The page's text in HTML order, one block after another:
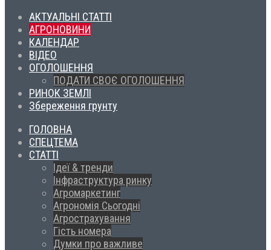
АКТУАЛЬНІ СТАТТІ
АГРОНОВИНИ
КАЛЕНДАР
ВІДЕО
ОГОЛОШЕННЯ
ПОДАТИ СВОЄ ОГОЛОШЕННЯ
РИНОК ЗЕМЛІ
Збереження грунту
ГОЛОВНА
СПЕЦТЕМА
СТАТТІ
Ідеї & тренди
Інфраструктура ринку
Агромаркетинг
Агрономія Сьогодні
Агрострахування
Гість номера
Думки про важливе